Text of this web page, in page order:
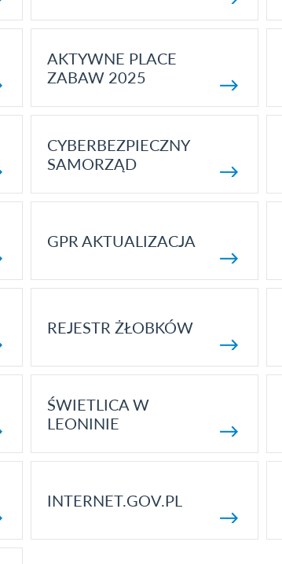
AKTYWNE PLACE
ZABAW 2025
CYBERBEZPIECZNY
SAMORZĄD
GPR AKTUALIZACJA
REJESTR ŻŁOBKÓW
ŚWIETLICA W
LEONINIE
INTERNET.GOV.PL